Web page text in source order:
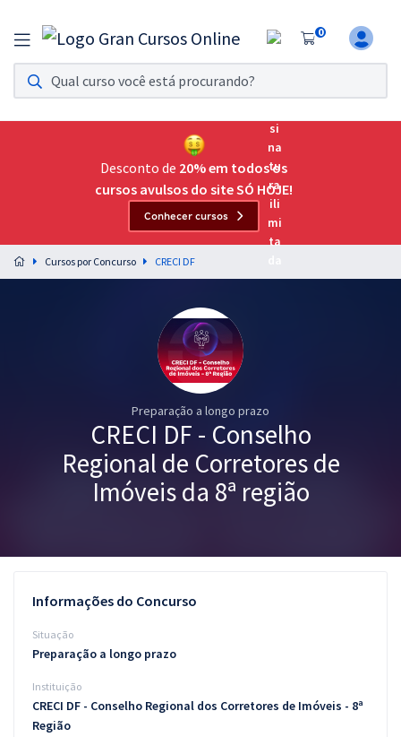
0
Assinatura Ilimitada 11
Acesso a todos os cursos. Teste grátis por 7 dias!
Assinatura OAB Até Passar
Acesso ilimitado a toda preparação para o Exame da
Preparação completa e intensiva para as principais
residências em saúde do Brasil
Graduação
Blog
Aprovados
Desconto de 20% em todos os
cursos avulsos do site SÓ HOJE!
Conhecer cursos
Cursos por Concurso CRECI DF
Preparação a longo prazo
CRECI DF - Conselho
Regional de Corretores de
Imóveis da 8ª região
Informações do Concurso
Situação
Preparação a longo prazo
Instituição
CRECI DF - Conselho Regional dos Corretores de Imóveis - 8ª
Região